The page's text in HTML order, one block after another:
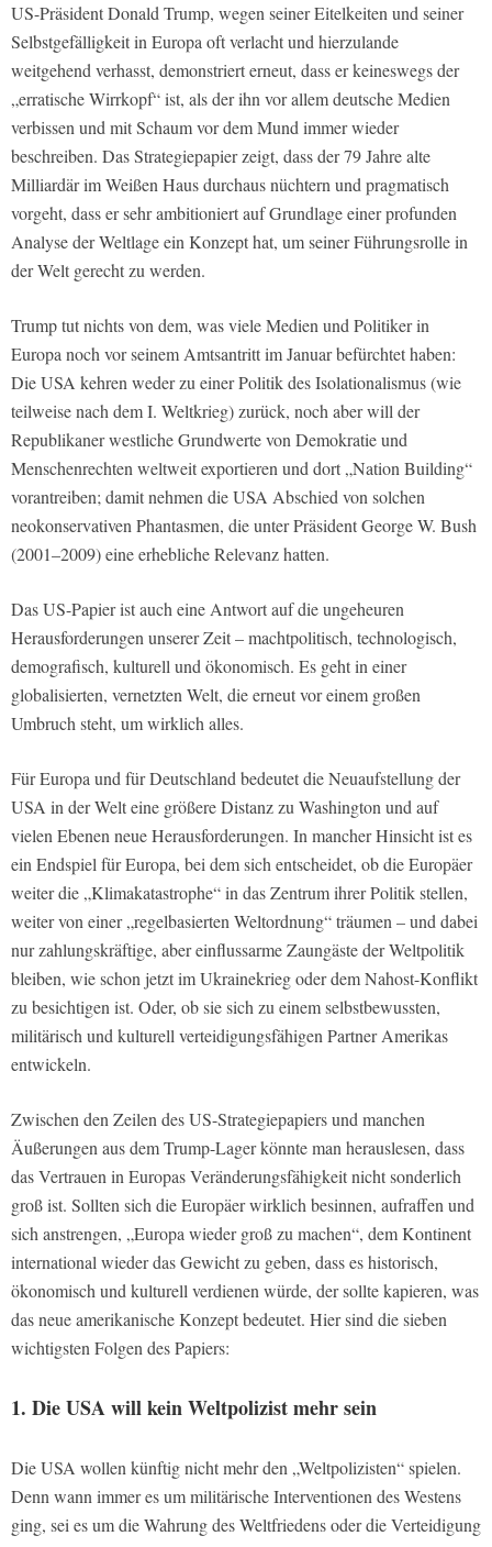
US-Präsident Donald Trump, wegen seiner Eitelkeiten und seiner
Selbstgefälligkeit in Europa oft verlacht und hierzulande
weitgehend verhasst, demonstriert erneut, dass er keineswegs der
„erratische Wirrkopf“ ist, als der ihn vor allem deutsche Medien
verbissen und mit Schaum vor dem Mund immer wieder
beschreiben. Das Strategiepapier zeigt, dass der 79 Jahre alte
Milliardär im Weißen Haus durchaus nüchtern und pragmatisch
vorgeht, dass er sehr ambitioniert auf Grundlage einer profunden
Analyse der Weltlage ein Konzept hat, um seiner Führungsrolle in
der Welt gerecht zu werden.
Trump tut nichts von dem, was viele Medien und Politiker in
Europa noch vor seinem Amtsantritt im Januar befürchtet haben:
Die USA kehren weder zu einer Politik des Isolationalismus (wie
teilweise nach dem I. Weltkrieg) zurück, noch aber will der
Republikaner westliche Grundwerte von Demokratie und
Menschenrechten weltweit exportieren und dort „Nation Building“
vorantreiben; damit nehmen die USA Abschied von solchen
neokonservativen Phantasmen, die unter Präsident George W. Bush
(2001–2009) eine erhebliche Relevanz hatten.
Das US-Papier ist auch eine Antwort auf die ungeheuren
Herausforderungen unserer Zeit – machtpolitisch, technologisch,
demografisch, kulturell und ökonomisch. Es geht in einer
globalisierten, vernetzten Welt, die erneut vor einem großen
Umbruch steht, um wirklich alles.
Für Europa und für Deutschland bedeutet die Neuaufstellung der
USA in der Welt eine größere Distanz zu Washington und auf
vielen Ebenen neue Herausforderungen. In mancher Hinsicht ist es
ein Endspiel für Europa, bei dem sich entscheidet, ob die Europäer
weiter die „Klimakatastrophe“ in das Zentrum ihrer Politik stellen,
weiter von einer „regelbasierten Weltordnung“ träumen – und dabei
nur zahlungskräftige, aber einflussarme Zaungäste der Weltpolitik
bleiben, wie schon jetzt im Ukrainekrieg oder dem Nahost-Konflikt
zu besichtigen ist. Oder, ob sie sich zu einem selbstbewussten,
militärisch und kulturell verteidigungsfähigen Partner Amerikas
entwickeln.
Zwischen den Zeilen des US-Strategiepapiers und manchen
Äußerungen aus dem Trump-Lager könnte man herauslesen, dass
das Vertrauen in Europas Veränderungsfähigkeit nicht sonderlich
groß ist. Sollten sich die Europäer wirklich besinnen, aufraffen und
sich anstrengen, „Europa wieder groß zu machen“, dem Kontinent
international wieder das Gewicht zu geben, dass es historisch,
ökonomisch und kulturell verdienen würde, der sollte kapieren, was
das neue amerikanische Konzept bedeutet. Hier sind die sieben
wichtigsten Folgen des Papiers:
1. Die USA will kein Weltpolizist mehr sein
Die USA wollen künftig nicht mehr den „Weltpolizisten“ spielen.
Denn wann immer es um militärische Interventionen des Westens
ging, sei es um die Wahrung des Weltfriedens oder die Verteidigung